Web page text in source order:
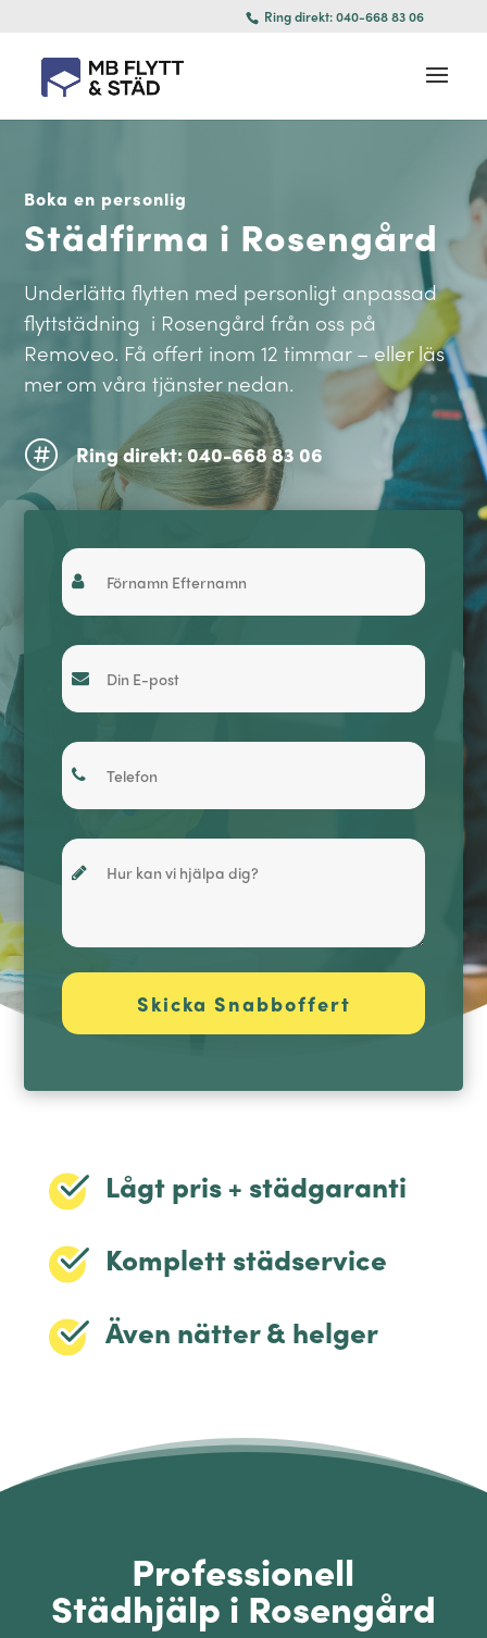
Ring direkt: 040-668 83 06
Boka en personlig
Städfirma i Rosengård
Underlätta flytten med personligt anpassad
flyttstädning i Rosengård från oss på
Removeo. Få offert inom 12 timmar – eller läs
mer om våra tjänster nedan.
 Ring direkt: 040-668 83 06
Lågt pris + städgaranti
Komplett städservice
Även nätter & helger
Professionell
Städhjälp i Rosengård